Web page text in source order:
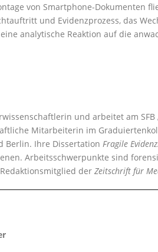
von Smartphone-Dokumenten
und Evidenzprozess, das
analytische Reaktion auf die
und arbeitet am
Mitarbeiterin im
Berlin. Ihre Dissertation Fragile
Arbeitsschwerpunkte sind
der Zeitschrift für